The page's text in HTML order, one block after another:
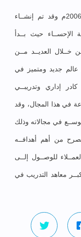
معهــد البصائــر للتدريــب تأســس عــام 2006م وقد تم إنشــاء
الإحســاء حيث بــدأ
خــلال العديــد مــن
عالم جديد ومتميز في
إداري وتدريبــي
في هذا المجال، وقد
في مجالاته وذلك
من أهم أهدافــه
للوصــول إلــى
معاهد التدريب في